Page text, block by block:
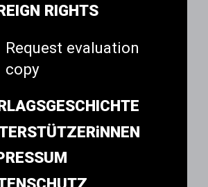
RIGHTS
Request evaluation
copy